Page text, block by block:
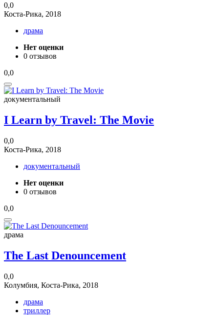
0,0
Коста-Рика, 2018
драма
Нет оценки
0 отзывов
0,0
документальный
I Learn by Travel: The Movie
0,0
Коста-Рика, 2018
документальный
Нет оценки
0 отзывов
0,0
драма
The Last Denouncement
0,0
Колумбия, Коста-Рика, 2018
драма
триллер